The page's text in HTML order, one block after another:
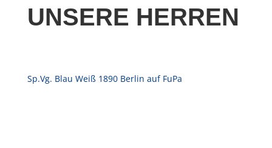
UNSERE HERREN
Sp.Vg. Blau Weiß 1890 Berlin auf FuPa